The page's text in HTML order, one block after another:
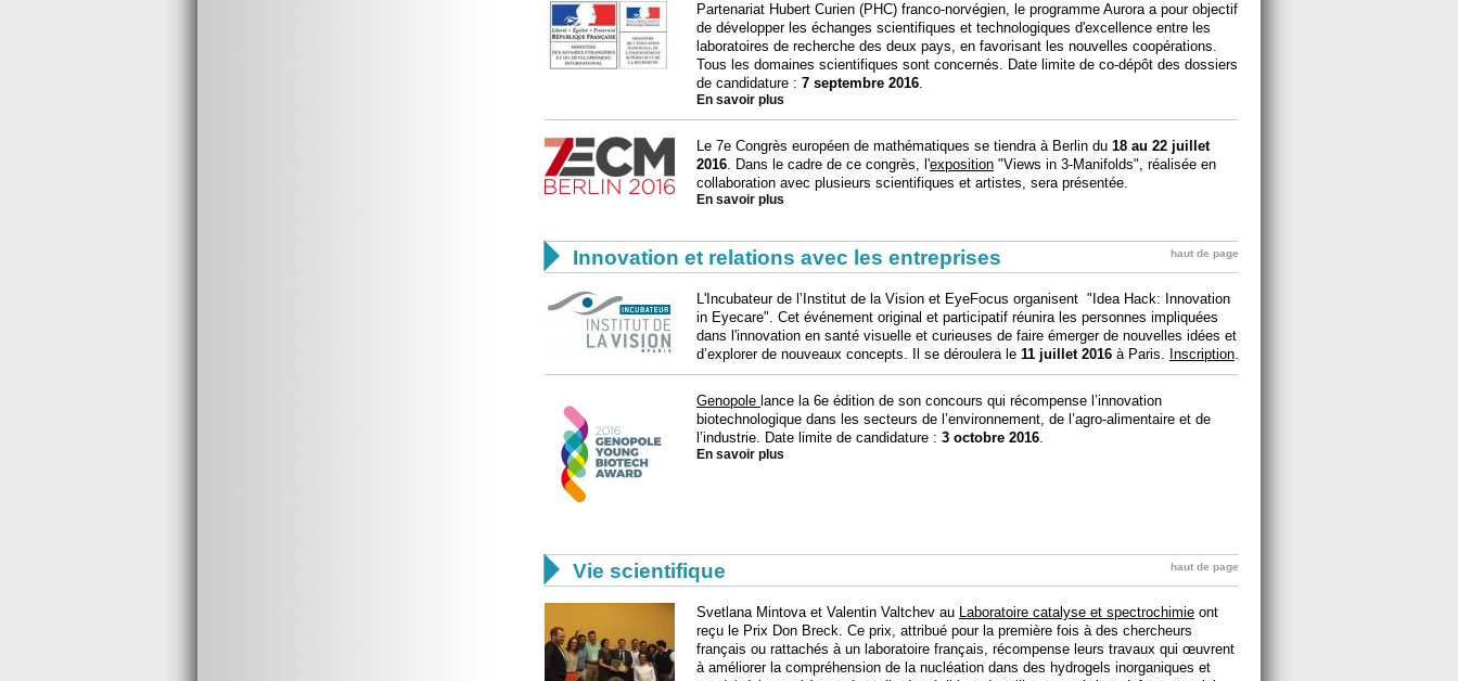
Partenariat Hubert Curien (PHC) franco-norvégien, le programme Aurora a pour objectif
de développer les échanges scientifiques et technologiques d'excellence entre les
laboratoires de recherche des deux pays, en favorisant les nouvelles coopérations.
Tous les domaines scientifiques sont concernés. Date limite de co-dépôt des dossiers
de candidature : 7 septembre 2016.
En savoir plus
Le 7e Congrès européen de mathématiques se tiendra à Berlin du 18 au 22 juillet
2016. Dans le cadre de ce congrès, l'exposition "Views in 3-Manifolds", réalisée en
collaboration avec plusieurs scientifiques et artistes, sera présentée.
En savoir plus
 Innovation et relations avec les entreprises haut de page
L'Incubateur de l’Institut de la Vision et EyeFocus organisent "Idea Hack: Innovation
in Eyecare". Cet événement original et participatif réunira les personnes impliquées
dans l'innovation en santé visuelle et curieuses de faire émerger de nouvelles idées et
d’explorer de nouveaux concepts. Il se déroulera le 11 juillet 2016 à Paris. Inscription.
Genopole lance la 6e édition de son concours qui récompense l’innovation
biotechnologique dans les secteurs de l’environnement, de l’agro-alimentaire et de
l’industrie. Date limite de candidature : 3 octobre 2016.
En savoir plus
 Vie scientifique haut de page
Svetlana Mintova et Valentin Valtchev au Laboratoire catalyse et spectrochimie ont
reçu le Prix Don Breck. Ce prix, attribué pour la première fois à des chercheurs
français ou rattachés à un laboratoire français, récompense leurs travaux qui œuvrent
à améliorer la compréhension de la nucléation dans des hydrogels inorganiques et